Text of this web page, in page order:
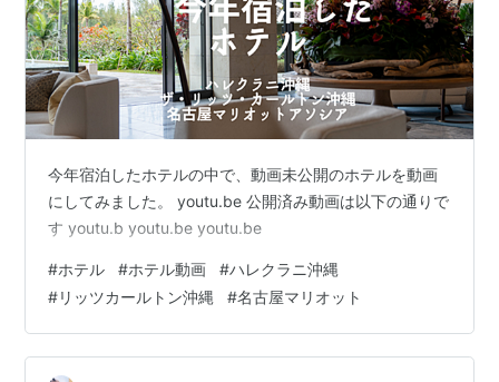
今年宿泊したホテルの中で、動画未公開のホテルを動画
にしてみました。 youtu.be 公開済み動画は以下の通りで
す youtu.b youtu.be youtu.be
#ホテル #ホテル動画 #ハレクラニ沖縄
#リッツカールトン沖縄 #名古屋マリオット